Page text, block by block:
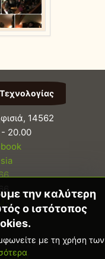
14562
20.00
Τεχνολογίας.
ron.gr
την καλύτερη
ο ιστότοπος
με τη χρήση των